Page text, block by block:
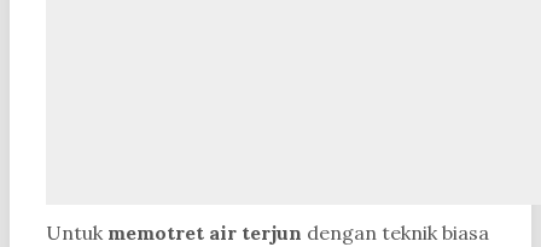
Untuk memotret air terjun dengan teknik biasa